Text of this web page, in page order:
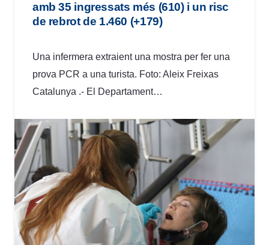
amb 35 ingressats més (610) i un risc
de rebrot de 1.460 (+179)
Una infermera extraient una mostra per fer una
prova PCR a una turista. Foto: Aleix Freixas
Catalunya .- El Departament…